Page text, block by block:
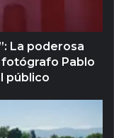
La poderosa
Pablo
público